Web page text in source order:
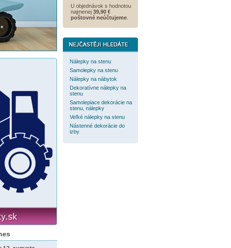
U objednávok s hodnotou
najmenej 39,90 €
poštovné neúčtujeme
Nálepky na stenu
Samolepky na stenu
Nálepky na nábytok
Dekoratívne nálepky na
stenu
Samolepiace dekorácie na
stenu, nálepky
Veľké nálepky na stenu
Nástenné dekorácie do
izby